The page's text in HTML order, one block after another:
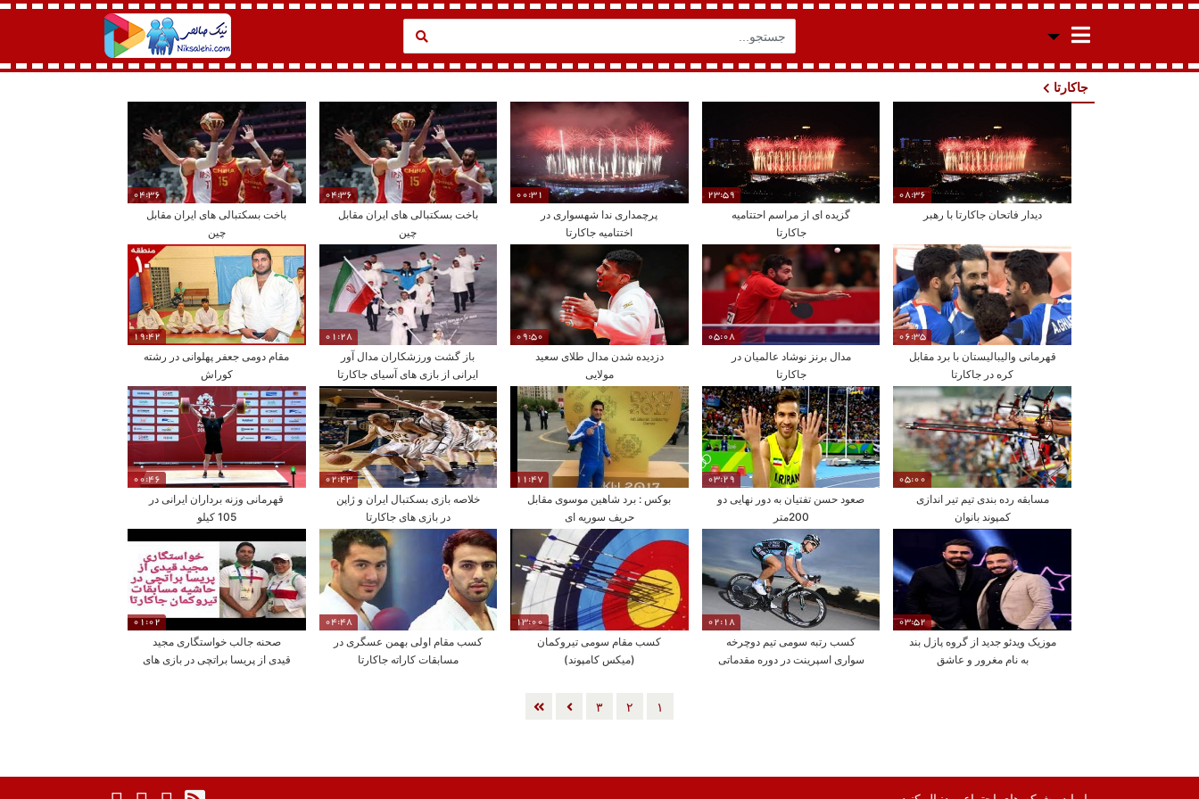
جاکارتا
08:36
دیدار فاتحان جاکارتا با رهبر
23:59
گزیده ای از مراسم احتتامیه
جاکارتا
00:31
پرچمداری ندا شهسواری در
اختتامیه جاکارتا
04:36
باخت بسکتبالی های ایران مقابل
چین
04:36
باخت بسکتبالی های ایران مقابل
چین
06:35
قهرمانی والیبالیستان با برد مقابل
کره در جاکارتا
05:08
مدال برنز نوشاد عالمیان در
جاکارتا
09:50
دزدیده شدن مدال طلای سعید
مولایی
01:28
باز گشت ورزشکاران مدال آور
ایرانی از بازی های آسیای جاکارتا
2018
19:42
مقام دومی جعفر پهلوانی در رشته
کوراش
05:00
مسابقه رده بندی تیم تیر اندازی
کمپوند بانوان
03:29
صعود حسن تفتیان به دور نهایی دو
200متر
11:47
بوکس : برد شاهین موسوی مقابل
حریف سوریه ای
02:43
خلاصه بازی بسکتبال ایران و ژاپن
در بازی های جاکارتا
00:46
قهرمانی وزنه برداران ایرانی در
105 کیلو
03:52
موزیک ویدئو جدید از گروه پازل بند
به نام مغرور و عاشق
02:18
کسب رتبه سومی تیم دوچرخه
سواری اسپرینت در دوره مقدماتی
13:00
کسب مقام سومی تیروکمان
(میکس کامپوند)
04:48
کسب مقام اولی بهمن عسگری در
مسابقات کاراته جاکارتا
01:02
صحنه جالب خواستگاری مجید
قیدی از پریسا براتچی در بازی های
١ ٢ ٣